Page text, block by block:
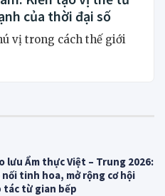
của thời đại số
vị trong cách thế giới
lưu Ẩm thực Việt – Trung 2026:
nối tinh hoa, mở rộng cơ hội
tác từ gian bếp